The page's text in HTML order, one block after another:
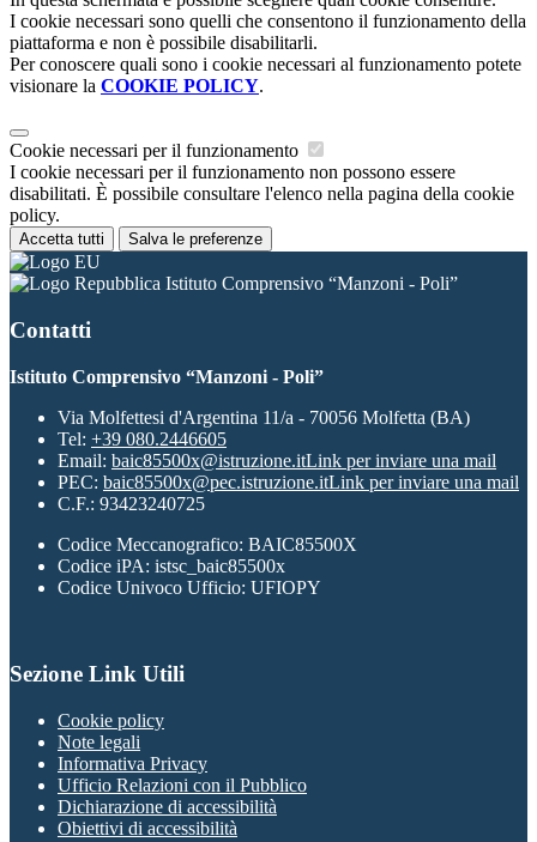
I cookie necessari sono quelli che consentono il funzionamento della
piattaforma e non è possibile disabilitarli.
Per conoscere quali sono i cookie necessari al funzionamento potete
visionare la COOKIE POLICY.
Cookie necessari per il funzionamento
I cookie necessari per il funzionamento non possono essere
disabilitati. È possibile consultare l'elenco nella pagina della cookie
policy.
Accetta tutti Salva le preferenze
Istituto Comprensivo “Manzoni - Poli”
Contatti
Istituto Comprensivo “Manzoni - Poli”
Via Molfettesi d'Argentina 11/a - 70056 Molfetta (BA)
Tel: +39 080.2446605
Email: baic85500x@istruzione.itLink per inviare una mail
PEC: baic85500x@pec.istruzione.itLink per inviare una mail
C.F.: 93423240725
Codice Meccanografico: BAIC85500X
Codice iPA: istsc_baic85500x
Codice Univoco Ufficio: UFIOPY
Sezione Link Utili
Cookie policy
Note legali
Informativa Privacy
Ufficio Relazioni con il Pubblico
Dichiarazione di accessibilità
Obiettivi di accessibilità